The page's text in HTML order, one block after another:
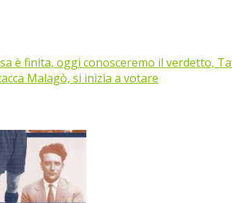
è finita, oggi conosceremo il verdetto,
Malagò, si inizia a votare